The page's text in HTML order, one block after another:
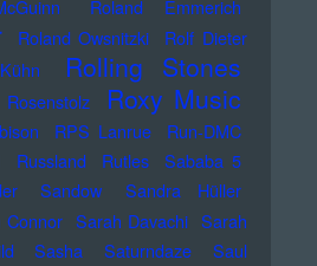
Roland Emmerich
Roland Owsnitzki
Rolf Dieter
Rolling Stones
Rosenstolz Roxy Music
RPS Lanrue
Run-DMC
Russland Rutles
Sababa 5
Sandow Sandra Hüller
Connor Sarah Davachi Sarah
Sasha Saturndaze
Saul